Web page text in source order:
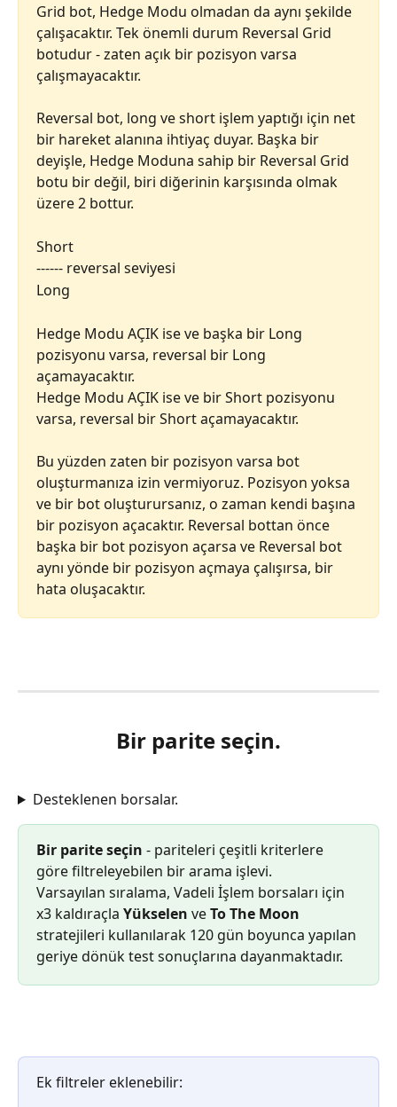
Grid bot, Hedge Modu olmadan da aynı şekilde
çalışacaktır. Tek önemli durum Reversal Grid
botudur - zaten açık bir pozisyon varsa
çalışmayacaktır.
Reversal bot, long ve short işlem yaptığı için net
bir hareket alanına ihtiyaç duyar. Başka bir
deyişle, Hedge Moduna sahip bir Reversal Grid
botu bir değil, biri diğerinin karşısında olmak
üzere 2 bottur.
Short
------ reversal seviyesi
Long
Hedge Modu AÇIK ise ve başka bir Long
pozisyonu varsa, reversal bir Long
açamayacaktır.
Hedge Modu AÇIK ise ve bir Short pozisyonu
varsa, reversal bir Short açamayacaktır.
Bu yüzden zaten bir pozisyon varsa bot
oluşturmanıza izin vermiyoruz. Pozisyon yoksa
ve bir bot oluşturursanız, o zaman kendi başına
bir pozisyon açacaktır. Reversal bottan önce
başka bir bot pozisyon açarsa ve Reversal bot
aynı yönde bir pozisyon açmaya çalışırsa, bir
hata oluşacaktır.
Bir parite seçin.
Desteklenen borsalar.
Bir parite seçin - pariteleri çeşitli kriterlere
göre filtreleyebilen bir arama işlevi.
Varsayılan sıralama, Vadeli İşlem borsaları için
x3 kaldıraçla Yükselen ve To The Moon
stratejileri kullanılarak 120 gün boyunca yapılan
geriye dönük test sonuçlarına dayanmaktadır.
Ek filtreler eklenebilir: